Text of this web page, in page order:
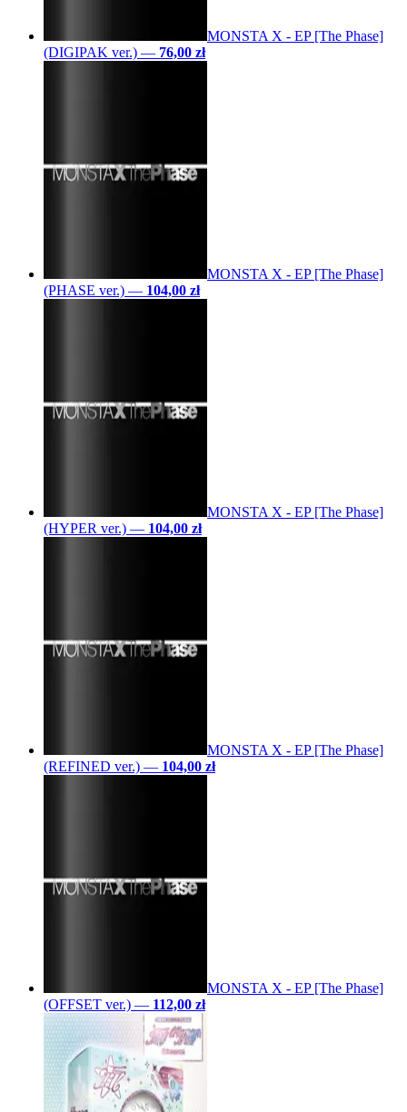
MONSTA X - EP [The Phase]
(DIGIPAK ver.) — 76,00 zł
MONSTA X - EP [The Phase]
(PHASE ver.) — 104,00 zł
MONSTA X - EP [The Phase]
(HYPER ver.) — 104,00 zł
MONSTA X - EP [The Phase]
(REFINED ver.) — 104,00 zł
MONSTA X - EP [The Phase]
(OFFSET ver.) — 112,00 zł